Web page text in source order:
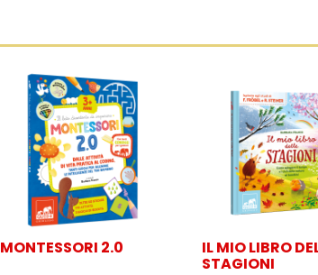
MONTESSORI 2.0 IL MIO LIBRO
STAGIONI